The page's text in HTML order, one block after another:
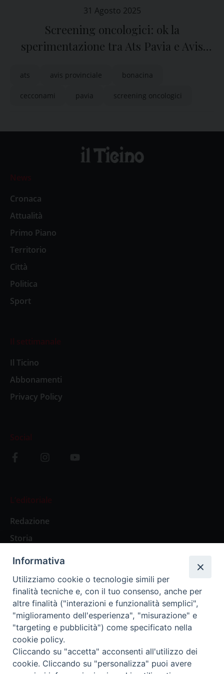
31 Agosto 2025
Screening oncologici: ok la
sperimentazione tra Ats Pavia e Avis
ats avis provinciale bonacina
cecconami pavia screening oncologici
News
Cronaca
Attualità
Primo Piano
Territorio
Città
Politica
Sport
Il settimanale
Il Ticino
Abbonamenti
Privacy Policy
Social
L’editoriale
Redazione
Storia
Abbonamenti
Abbonamento Annuale Digitale
Abbonamento Annuale Cartaceo
Abbonamento Singola Copia Digitale
Informativa
Utilizziamo cookie o tecnologie simili per
finalità tecniche e, con il tuo consenso, anche per
altre finalità ("interazioni e funzionalità semplici",
"miglioramento dell'esperienza", "misurazione" e
"targeting e pubblicità") come specificato nella
cookie policy.
Cliccando su "accetta" acconsenti all'utilizzo dei
cookie. Cliccando su "personalizza" puoi avere